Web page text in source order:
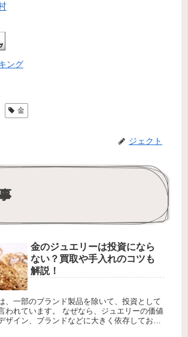
ング
金
ジェクト
金のジュエリーは投資になら
ない？買取や手入れのコツも
解説！
、一部のブランド製品を除いて、投資として
われています。 なぜなら、ジュエリーの価値
ザイン、ブランドなどに大きく依存してお